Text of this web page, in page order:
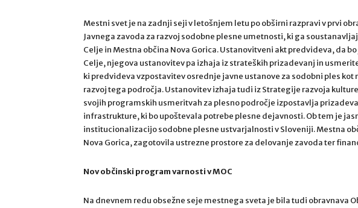
Mestni svet je na zadnji seji v letošnjem letu po obširni razpravi v prvi
Javnega zavoda za razvoj sodobne plesne umetnosti, ki ga
Celje in Mestna občina Nova Gorica. Ustanovitveni akt predvideva, da
Celje, njegova ustanovitev pa izhaja iz strateških prizadevanj in
ki predvideva vzpostavitev osrednje javne ustanove za sodobni ples kot
razvoj tega področja. Ustanovitev izhaja tudi iz Strategije razvoja
svojih programskih usmeritvah za plesno področje izpostavlja
infrastrukture, ki bo upoštevala potrebe plesne dejavnosti. Ob tem je
institucionalizacijo sodobne plesne ustvarjalnosti v Sloveniji. Mestna
Nova Gorica, zagotovila ustrezne prostore za delovanje zavoda ter
Nov občinski program varnosti v MOC
Na dnevnem redu obsežne seje mestnega sveta je bila tudi obravnava